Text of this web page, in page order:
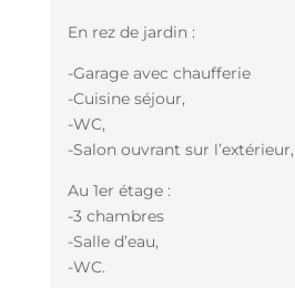
En rez de jardin :
-Garage avec chaufferie
-Cuisine séjour,
-WC,
-Salon ouvrant sur l’extérieur,
Au 1er étage :
-3 chambres
-Salle d’eau,
-WC.